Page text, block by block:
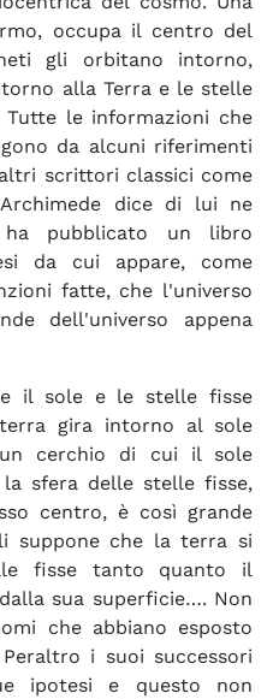
occupa il centro del
gli orbitano intorno,
alla Terra e le stelle
le informazioni che
da alcuni riferimenti
scrittori classici come
dice di lui ne
ha pubblicato un libro
da cui appare, come
fatte, che l'universo
dell'universo appena
il sole e le stelle fisse
gira intorno al sole
cerchio di cui il sole
sfera delle stelle fisse,
centro, è così grande
suppone che la terra si
fisse tanto quanto il
sua superficie…. Non
che abbiano esposto
i suoi successori
ipotesi e questo non